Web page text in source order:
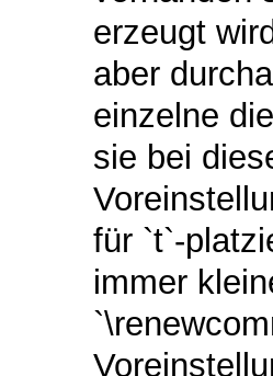
erzeugt
aber
einzelne
sie bei
für `t`-
immer